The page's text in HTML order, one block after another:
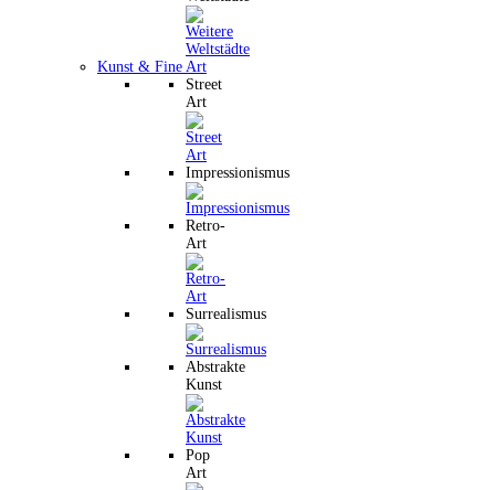
Kunst & Fine Art
Street
Art
Impressionismus
Retro-
Art
Surrealismus
Abstrakte
Kunst
Pop
Art